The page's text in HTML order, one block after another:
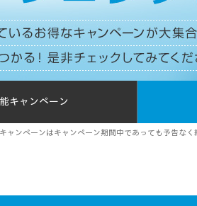
キャンペーン
ャンペーンはキャンペーン期間中であっても予告なく